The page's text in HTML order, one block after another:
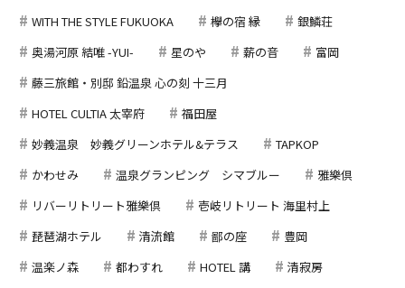
WITH THE STYLE FUKUOKA
欅の宿 縁
銀鱗荘
奥湯河原 結唯 -YUI-
星のや 薪の音
富岡
藤三旅館・別邸 鉛温泉 心の刻 十三月
HOTEL CULTIA 太宰府
福田屋
妙義温泉 妙義グリーンホテル&テラス
TAPKOP
かわせみ
温泉グランピング シマブルー
雅樂倶
リバーリトリート雅樂倶
壱岐リトリート 海里村上
琵琶湖ホテル
清流館 鄙の座
豊岡
温楽ノ森
都わすれ HOTEL 講
清寂房